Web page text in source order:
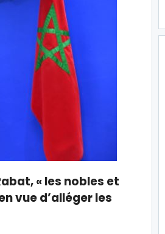
« les nobles et
vue d’alléger les